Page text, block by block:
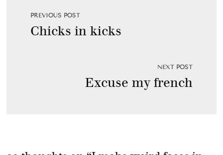
PREVIOUS POST
Chicks in kicks
NEXT POST
Excuse my french